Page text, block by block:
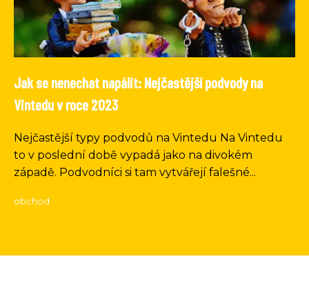
Jak se nenechat napálit: Nejčastější podvody na
Vintedu v roce 2023
Nejčastější typy podvodů na Vintedu Na Vintedu
to v poslední době vypadá jako na divokém
západě. Podvodníci si tam vytvářejí falešné...
obchod